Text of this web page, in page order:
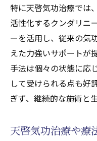
心身調和が
完全寛解を目指
気功治療(天
解への実践手
間質性肺炎
天啓気功治療
日常生活に
特に天啓気功治療では
活性化するクンダリニ
ーを活用し、従来の気
えた力強いサポートが
手法は個々の状態に応
して受けられる点も好
ぎず、継続的な施術と
天啓気功治療や療